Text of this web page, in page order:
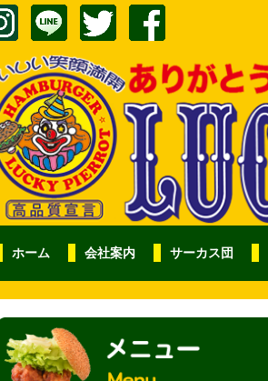
ホーム 会社案内 サーカス団